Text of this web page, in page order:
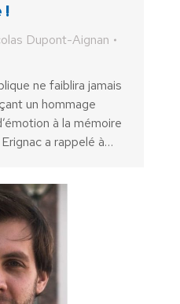
!
Dupont-Aignan
ne faiblira jamais
un hommage
à la mémoire
a rappelé à…